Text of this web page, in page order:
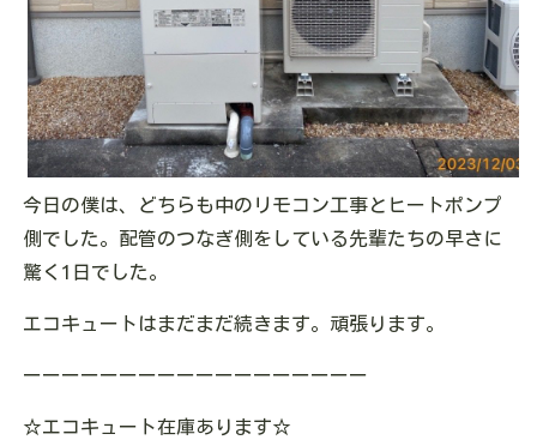
今日の僕は、どちらも中のリモコン工事とヒートポンプ
側でした。配管のつなぎ側をしている先輩たちの早さに
驚く1日でした。
エコキュートはまだまだ続きます。頑張ります。
ーーーーーーーーーーーーーーーーーー
☆エコキュート在庫あります☆